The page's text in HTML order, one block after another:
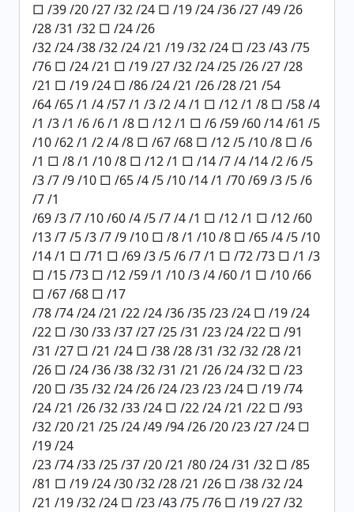
□ /39 /20 /27 /32 /24 □ /19 /24 /36 /27 /49 /26
/28 /31 /32 □ /24 /26
/32 /24 /38 /32 /24 /21 /19 /32 /24 □ /23 /43 /75
/76 □ /24 /21 □ /19 /27 /32 /24 /25 /26 /27 /28
/21 □ /19 /24 □ /86 /24 /21 /26 /28 /21 /54
/64 /65 /1 /4 /57 /1 /3 /2 /4 /1 □ /12 /1 /8 □ /58 /4
/1 /3 /1 /6 /6 /1 /8 □ /12 /1 □ /6 /59 /60 /14 /61 /5
/10 /62 /1 /2 /4 /8 □ /67 /68 □ /12 /5 /10 /8 □ /6
/1 □ /8 /1 /10 /8 □ /12 /1 □ /14 /7 /4 /14 /2 /6 /5
/3 /7 /9 /10 □ /65 /4 /5 /10 /14 /1 /70 /69 /3 /5 /6
/7 /1
/69 /3 /7 /10 /60 /4 /5 /7 /4 /1 □ /12 /1 □ /12 /60
/13 /7 /5 /3 /7 /9 /10 □ /8 /1 /10 /8 □ /65 /4 /5 /10
/14 /1 □ /71 □ /69 /3 /5 /6 /7 /1 □ /72 /73 □ /1 /3
□ /15 /73 □ /12 /59 /1 /10 /3 /4 /60 /1 □ /10 /66
□ /67 /68 □ /17
/78 /74 /24 /21 /22 /24 /36 /35 /23 /24 □ /19 /24
/22 □ /30 /33 /37 /27 /25 /31 /23 /24 /22 □ /91
/31 /27 □ /21 /24 □ /38 /28 /31 /32 /32 /28 /21
/26 □ /24 /36 /38 /32 /31 /21 /26 /24 /32 □ /23
/20 □ /35 /32 /24 /26 /24 /23 /23 /24 □ /19 /74
/24 /21 /26 /32 /33 /24 □ /22 /24 /21 /22 □ /93
/32 /20 /21 /25 /24 /49 /94 /26 /20 /23 /27 /24 □
/19 /24
/23 /74 /33 /25 /37 /20 /21 /80 /24 /31 /32 □ /85
/81 □ /19 /24 /30 /32 /28 /21 /26 □ /38 /32 /24
/21 /19 /32 /24 □ /23 /43 /75 /76 □ /19 /27 /32